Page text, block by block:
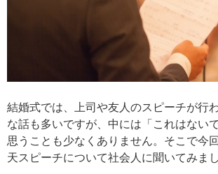
結婚式では、上司や友人のスピーチが行
な話も多いですが、中には「これはな
思うことも少なくありません。そこで今
天スピーチについて社会人に聞いてみまし